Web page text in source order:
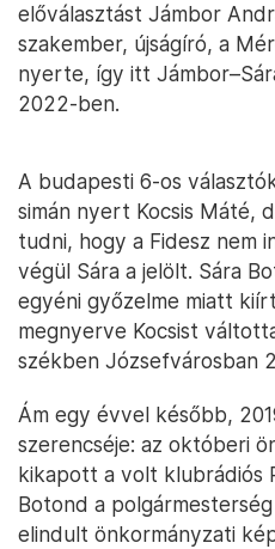
előválasztást Jámbor
szakember, újságíró, a
nyerte, így itt
2022-ben.
A budapesti 6-os
simán nyert Kocsis Máté,
tudni, hogy a Fidesz nem
végül Sára a jelölt. Sára
egyéni győzelme miatt
megnyerve Kocsist
székben Józsefvárosban
Ám egy évvel később,
szerencséje: az októberi
kikapott a volt klubrádiós
Botond a
elindult önkormányzati